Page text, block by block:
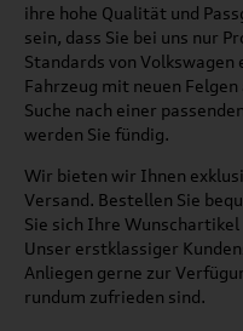
ihre hohe Qualität und
sein, dass Sie bei uns nur
Standards von Volkswagen
Fahrzeug mit neuen
Suche nach einer
werden Sie fündig.
Wir bieten wir Ihnen
Versand. Bestellen Sie
Sie sich Ihre
Unser erstklassiger
Anliegen gerne zur
rundum zufrieden sind.